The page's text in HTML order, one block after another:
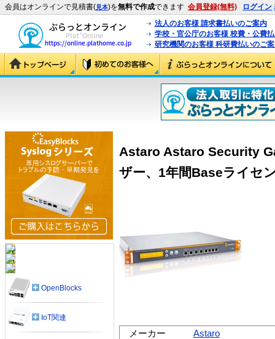
会員はオンラインで見積書(見本)を無料で作成できます 会員登録(無料) ログイン
法人のお客様 請求書払いのご案内
学校・官公庁のお客様 校費・公費
研究機関のお客様 科研費払いのご
Astaro Astaro Security
ザー、1年間Baseライセ
メーカー
Astaro
OpenBlocks
IoT関連